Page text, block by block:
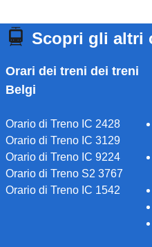
Scopri gli altri
Orari dei treni dei treni
Belgi
Orario di Treno IC 2428
Orario di Treno IC 3129
Orario di Treno IC 9224
Orario di Treno S2 3767
Orario di Treno IC 1542